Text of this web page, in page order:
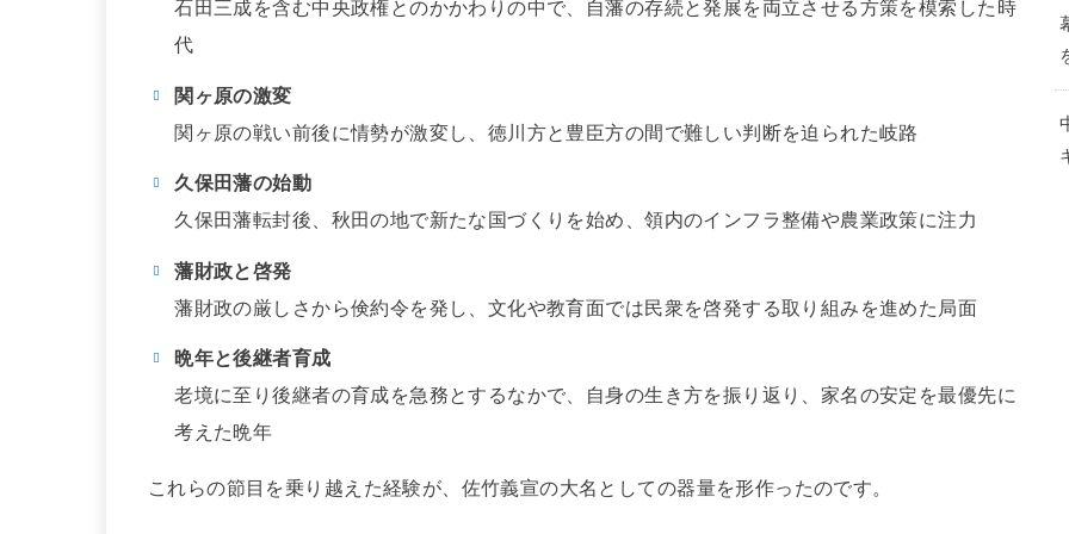
石田三成を含む中央政権とのかかわりの中で、自藩の存続と発展を両立させる方策を模索した時
代
関ヶ原の激変
関ヶ原の戦い前後に情勢が激変し、徳川方と豊臣方の間で難しい判断を迫られた岐路
久保田藩の始動
久保田藩転封後、秋田の地で新たな国づくりを始め、領内のインフラ整備や農業政策に注力
藩財政と啓発
藩財政の厳しさから倹約令を発し、文化や教育面では民衆を啓発する取り組みを進めた局面
晩年と後継者育成
老境に至り後継者の育成を急務とするなかで、自身の生き方を振り返り、家名の安定を最優先に
考えた晩年
これらの節目を乗り越えた経験が、佐竹義宣の大名としての器量を形作ったのです。